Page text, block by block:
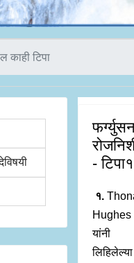
काही टिपा
- टिपा१
१.
Hughes
यांनी
लिहिलेल्या